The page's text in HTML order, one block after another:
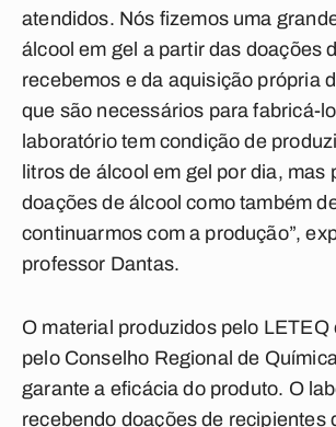
atendidos. Nós fizemos uma
álcool em gel a partir das doações
recebemos e da aquisição própria
que são necessários para fabricá-
laboratório tem condição de
litros de álcool em gel por dia, mas
doações de álcool como também
continuarmos com a produção”,
professor Dantas.
O material produzidos pelo LETEQ
pelo Conselho Regional de
garante a eficácia do produto. O
recebendo doações de recipientes